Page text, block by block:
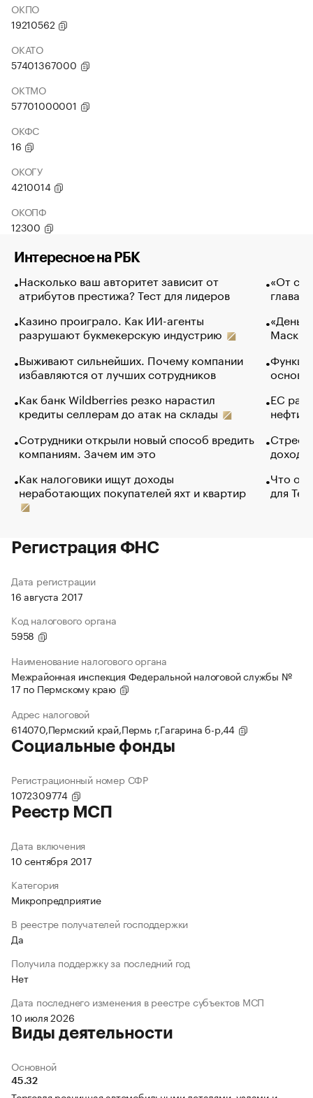
ОКПО
19210562
ОКАТО
57401367000
ОКТМО
57701000001
ОКФС
16
ОКОГУ
4210014
ОКОПФ
12300
Интересное на РБК
Насколько ваш авторитет зависит от
атрибутов престижа? Тест для лидеров
Казино проиграло. Как ИИ-агенты
разрушают букмекерскую индустрию
Выживают сильнейших. Почему компании
избавляются от лучших сотрудников
Как банк Wildberries резко нарастил
кредиты селлерам до атак на склады
Сотрудники открыли новый способ вредить
компаниям. Зачем им это
Как налоговики ищут доходы
неработающих покупателей яхт и квартир
«От
глава
Маск в
основ
ЕС
нефти
Что
для
Регистрация ФНС
Дата регистрации
16 августа 2017
Код налогового органа
5958
Наименование налогового органа
Межрайонная инспекция Федеральной налоговой службы №
17 по Пермскому краю
Адрес налоговой
614070,Пермский край,Пермь г,Гагарина б-р,44
Социальные фонды
Регистрационный номер СФР
1072309774
Реестр МСП
Дата включения
10 сентября 2017
Категория
Микропредприятие
В реестре получателей господдержки
Да
Получила поддержку за последний год
Нет
Дата последнего изменения в реестре субъектов МСП
10 июля 2026
Виды деятельности
Основной
45.32